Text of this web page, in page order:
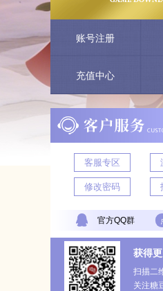
账号注册
充值中心
客服专区
修改密码
官方QQ群
获得
扫描二
关注糖